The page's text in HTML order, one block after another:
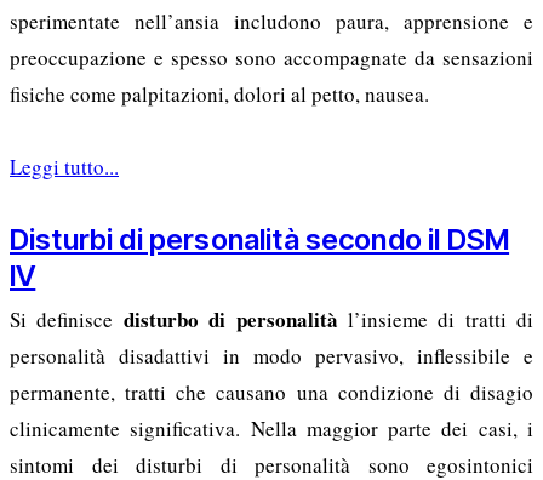
sperimentate nell’ansia includono paura, apprensione e
preoccupazione e spesso sono accompagnate da sensazioni
fisiche come palpitazioni, dolori al petto, nausea.
Leggi tutto...
Disturbi di personalità secondo il DSM
IV
Si definisce disturbo di personalità l’insieme di tratti di
personalità disadattivi in modo pervasivo, inflessibile e
permanente, tratti che causano una condizione di disagio
clinicamente significativa. Nella maggior parte dei casi, i
sintomi dei disturbi di personalità sono egosintonici